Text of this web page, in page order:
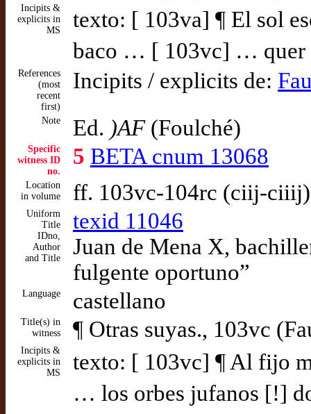
Incipits &
explicits in
MS
texto: [ 103va] ¶ El sol
baco … [ 103vc] … quer
References
(most
recent
first)
Incipits / explicits de:
Note Ed. )AF(Foulché)
Specific
witness ID
no.
5 BETA cnum 13068
Location
in volume
ff. 103vc-104rc (ciij-
Uniform
Title
IDno,
Author
and Title
texid 11046
Juan de Mena X,
fulgente oportuno”
Language castellano
Title(s) in
witness
¶ Otras suyas., 103vc
Incipits &
explicits in
MS
texto: [ 103vc] ¶ Al fijo
… los orbes jufanos [!]